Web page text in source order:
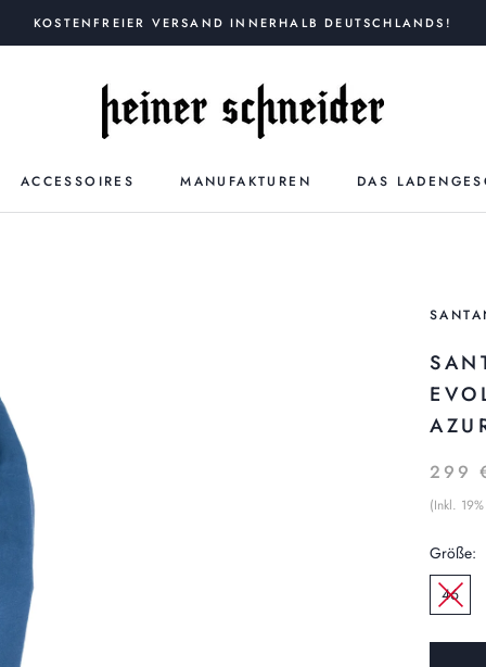
KOSTENFREIER VERSAND INNERHALB DEUTSCHLANDS!
ACCESSOIRES MANUFAKTUREN DAS
299
(Inkl.
Größe:
46